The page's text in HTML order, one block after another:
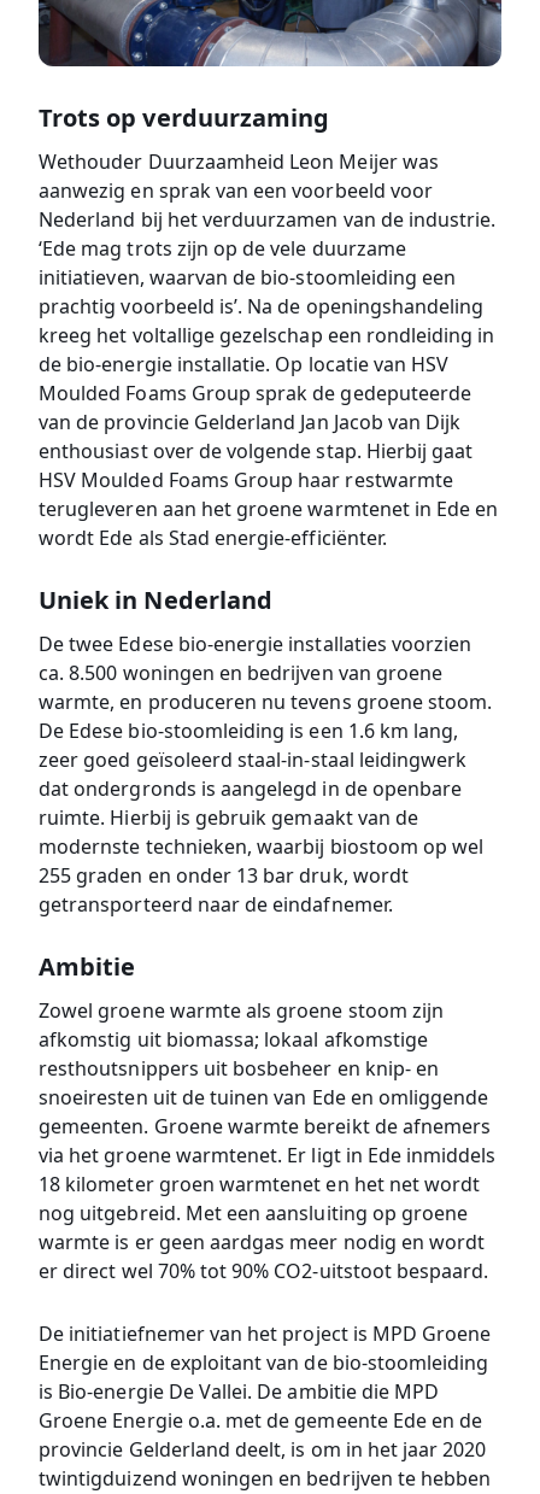
Trots op verduurzaming
Wethouder Duurzaamheid Leon Meijer was
aanwezig en sprak van een voorbeeld voor
Nederland bij het verduurzamen van de industrie.
‘Ede mag trots zijn op de vele duurzame
initiatieven, waarvan de bio-stoomleiding een
prachtig voorbeeld is’. Na de openingshandeling
kreeg het voltallige gezelschap een rondleiding in
de bio-energie installatie. Op locatie van HSV
Moulded Foams Group sprak de gedeputeerde
van de provincie Gelderland Jan Jacob van Dijk
enthousiast over de volgende stap. Hierbij gaat
HSV Moulded Foams Group haar restwarmte
terugleveren aan het groene warmtenet in Ede en
wordt Ede als Stad energie-efficiënter.
Uniek in Nederland
De twee Edese bio-energie installaties voorzien
ca. 8.500 woningen en bedrijven van groene
warmte, en produceren nu tevens groene stoom.
De Edese bio-stoomleiding is een 1.6 km lang,
zeer goed geïsoleerd staal-in-staal leidingwerk
dat ondergronds is aangelegd in de openbare
ruimte. Hierbij is gebruik gemaakt van de
modernste technieken, waarbij biostoom op wel
255 graden en onder 13 bar druk, wordt
getransporteerd naar de eindafnemer.
Ambitie
Zowel groene warmte als groene stoom zijn
afkomstig uit biomassa; lokaal afkomstige
resthoutsnippers uit bosbeheer en knip- en
snoeiresten uit de tuinen van Ede en omliggende
gemeenten. Groene warmte bereikt de afnemers
via het groene warmtenet. Er ligt in Ede inmiddels
18 kilometer groen warmtenet en het net wordt
nog uitgebreid. Met een aansluiting op groene
warmte is er geen aardgas meer nodig en wordt
er direct wel 70% tot 90% CO2-uitstoot bespaard.
De initiatiefnemer van het project is MPD Groene
Energie en de exploitant van de bio-stoomleiding
is Bio-energie De Vallei. De ambitie die MPD
Groene Energie o.a. met de gemeente Ede en de
provincie Gelderland deelt, is om in het jaar 2020
twintigduizend woningen en bedrijven te hebben